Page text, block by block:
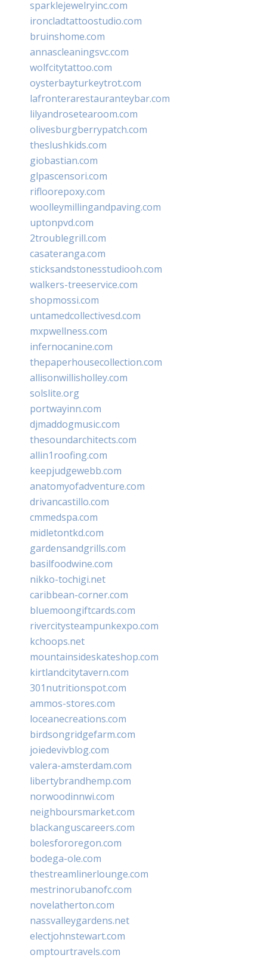
sparklejewelryinc.com
ironcladtattoostudio.com
bruinshome.com
annascleaningsvc.com
wolfcitytattoo.com
oysterbayturkeytrot.com
lafronterarestauranteybar.com
lilyandrosetearoom.com
olivesburgberrypatch.com
theslushkids.com
giobastian.com
glpascensori.com
rifloorepoxy.com
woolleymillingandpaving.com
uptonpvd.com
2troublegrill.com
casateranga.com
sticksandstonesstudiooh.com
walkers-treeservice.com
shopmossi.com
untamedcollectivesd.com
mxpwellness.com
infernocanine.com
thepaperhousecollection.com
allisonwillisholley.com
solslite.org
portwayinn.com
djmaddogmusic.com
thesoundarchitects.com
allin1roofing.com
keepjudgewebb.com
anatomyofadventure.com
drivancastillo.com
cmmedspa.com
midletontkd.com
gardensandgrills.com
basilfoodwine.com
nikko-tochigi.net
caribbean-corner.com
bluemoongiftcards.com
rivercitysteampunkexpo.com
kchoops.net
mountainsideskateshop.com
kirtlandcitytavern.com
301nutritionspot.com
ammos-stores.com
loceanecreations.com
birdsongridgefarm.com
joiedevivblog.com
valera-amsterdam.com
libertybrandhemp.com
norwoodinnwi.com
neighboursmarket.com
blackanguscareers.com
bolesfororegon.com
bodega-ole.com
thestreamlinerlounge.com
mestrinorubanofc.com
novelatherton.com
nassvalleygardens.net
electjohnstewart.com
omptourtravels.com